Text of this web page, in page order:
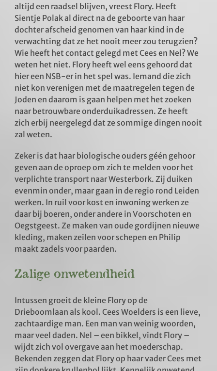
altijd een raadsel blijven, vreest Flory. Heeft
Sientje Polak al direct na de geboorte van haar
dochter afscheid genomen van haar kind in de
verwachting dat ze het nooit meer zou terugzien?
Wie heeft het contact gelegd met Cees en Nel? We
weten het niet. Flory heeft wel eens gehoord dat
hier een NSB-er in het spel was. Iemand die zich
niet kon verenigen met de maatregelen tegen de
Joden en daarom is gaan helpen met het zoeken
naar betrouwbare onderduikadressen. Ze heeft
zich erbij neergelegd dat ze sommige dingen nooit
zal weten.
Zeker is dat haar biologische ouders géén gehoor
geven aan de oproep om zich te melden voor het
verplichte transport naar Westerbork. Zij duiken
evenmin onder, maar gaan in de regio rond Leiden
werken. In ruil voor kost en inwoning werken ze
daar bij boeren, onder andere in Voorschoten en
Oegstgeest. Ze maken van oude gordijnen nieuwe
kleding, maken zeilen voor schepen en Philip
maakt zadels voor paarden.
Zalige onwetendheid
Intussen groeit de kleine Flory op de
Drieboomlaan als kool. Cees Woelders is een lieve,
zachtaardige man. Een man van weinig woorden,
maar veel daden. Nel – een bikkel, vindt Flory –
wijdt zich vol overgave aan het moederschap.
Bekenden zeggen dat Flory op haar vader Cees met